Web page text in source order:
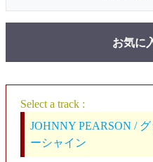
お気に
Select a track :
JOHNNY PEARSON /
ーシャイン